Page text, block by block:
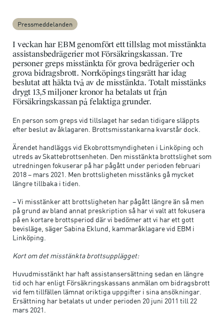
Pressmeddelanden
I veckan har EBM genomfört ett tillslag mot misstänkta
assistansbedrägerier mot Försäkringskassan. Tre
personer greps misstänkta för grova bedrägerier och
grova bidragsbrott. Norrköpings tingsrätt har idag
beslutat att häkta två av de misstänkta. Totalt misstänks
drygt 13,5 miljoner kronor ha betalats ut från
Försäkringskassan på felaktiga grunder.
En person som greps vid tillslaget har sedan tidigare släppts
efter beslut av åklagaren. Brottsmisstankarna kvarstår dock.
Ärendet handläggs vid Ekobrottsmyndigheten i Linköping och
utreds av Skattebrottsenheten. Den misstänkta brottslighet som
utredningen fokuserar på har pågått under perioden februari
2018 – mars 2021. Men brottsligheten misstänks gå mycket
längre tillbaka i tiden.
– Vi misstänker att brottsligheten har pågått längre än så men
på grund av bland annat preskription så har vi valt att fokusera
på en kortare brottsperiod där vi bedömer att vi har ett gott
bevisläge, säger Sabina Eklund, kammaråklagare vid EBM i
Linköping.
Kort om det misstänkta brottsupplägget:
Huvudmisstänkt har haft assistansersättning sedan en längre
tid och har enligt Försäkringskassans anmälan om bidragsbrott
vid fem tillfällen lämnat oriktiga uppgifter i sina ansökningar.
Ersättning har betalats ut under perioden 20 juni 2011 till 22
mars 2021.